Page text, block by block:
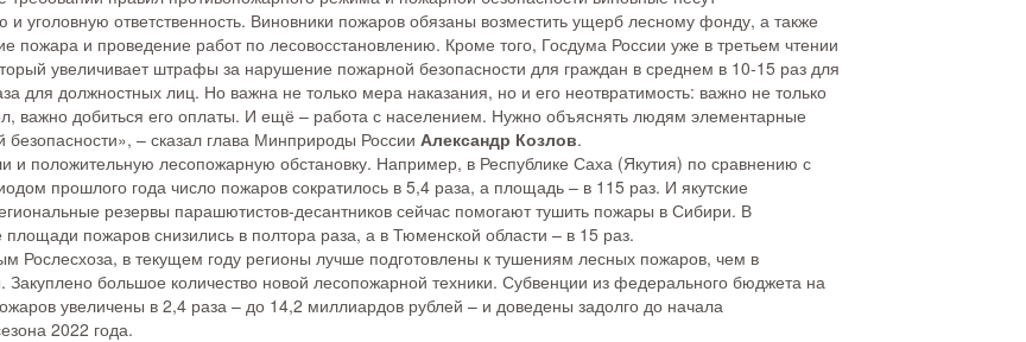
и уголовную ответственность. Виновники пожаров обязаны возместить ущерб лесному фонду, а также
пожара и проведение работ по лесовосстановлению. Кроме того, Госдума России уже в третьем чтении
увеличивает штрафы за нарушение пожарной безопасности для граждан в среднем в 10-15 раз для
для должностных лиц. Но важна не только мера наказания, но и его неотвратимость: важно не только
важно добиться его оплаты. И ещё – работа с населением. Нужно объяснять людям элементарные
безопасности», – сказал глава Минприроды России Александр Козлов.
и положительную лесопожарную обстановку. Например, в Республике Саха (Якутия) по сравнению с
прошлого года число пожаров сократилось в 5,4 раза, а площадь – в 115 раз. И якутские
резервы парашютистов-десантников сейчас помогают тушить пожары в Сибири. В
площади пожаров снизились в полтора раза, а в Тюменской области – в 15 раз.
Рослесхоза, в текущем году регионы лучше подготовлены к тушениям лесных пожаров, чем в
большое количество новой лесопожарной техники. Субвенции из федерального бюджета на
увеличены в 2,4 раза – до 14,2 миллиардов рублей – и доведены задолго до начала
2022 года.